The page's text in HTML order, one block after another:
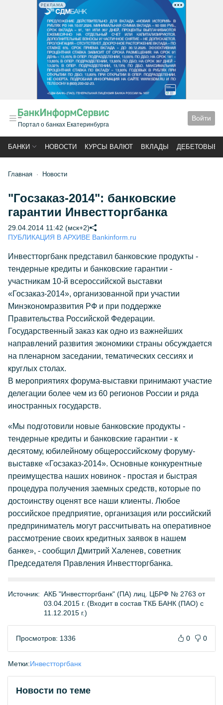
РЕКЛАМА
Портал о банках Екатеринбурга
Войти
БАНКИ НОВОСТИ КУРСЫ ВАЛЮТ ВКЛАДЫ ДЕБЕТОВЫЕ
Главная Новости
"Госзаказ-2014": банковские
гарантии Инвестторгбанка
29.04.2014 11:42 (мск+2)
ПУБЛИКАЦИЯ В АРХИВЕ Bankinform.ru
Инвестторгбанк представил банковские продукты -
тендерные кредиты и банковские гарантии -
участникам 10-й всероссийской выставки
«Госзаказ-2014», организованной при участии
Минэкономразвития РФ и при поддержке
Правительства Российской Федерации.
Государственный заказ как одно из важнейших
направлений развития экономики страны обсуждается
на пленарном заседании, тематических сессиях и
круглых столах.
В мероприятиях форума-выставки принимают участие
делегации более чем из 60 регионов России и ряда
иностранных государств.
«Мы подготовили новые банковские продукты -
тендерные кредиты и банковские гарантии - к
десятому, юбилейному общероссийскому форуму-
выставке «Госзаказ-2014». Основные конкурентные
преимущества наших новинок - простая и быстрая
процедура получения заемных средств, которые по
достоинству оценят все наши клиенты. Любое
российское предприятие, организация или российский
предприниматель могут рассчитывать на оперативное
рассмотрение своих кредитных заявок в нашем
банке», - сообщил Дмитрий Халенев, советник
Председателя Правления Инвестторгбанка.
Источник: АКБ "Инвестторгбанк" (ПА) лиц. ЦБРФ № 2763 от
03.04.2015 г. (Входит в состав ТКБ БАНК (ПАО) с
11.12.2015 г.)
Просмотров: 1336 0 0
Метки:Инвестторгбанк
Новости по теме